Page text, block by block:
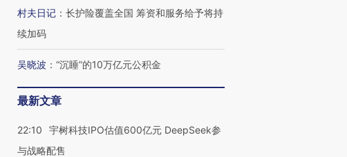
有意思的生活方式·第三对
住三大增长引擎是什么？
村夫日记 ： 长护险覆盖全国 筹资和服务给予将持
续加码
吴晓波 ： “沉睡”的10万亿元公积金
最新文章
22:10
宇树科技IPO估值600亿元 DeepSeek参
与战略配售